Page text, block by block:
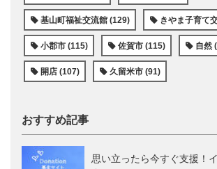
基山町福祉交流館 (129) きやま子育て
小郡市 (115) 佐賀市 (115) 自然
開店 (107) 久留米市 (91)
おすすめ記事
思い立ったら今すぐ支援！